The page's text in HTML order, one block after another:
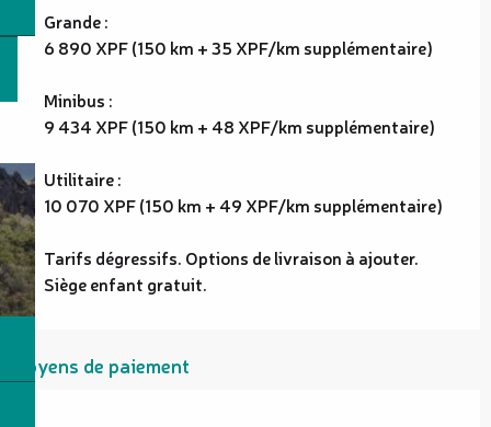
Grande :
6 890 XPF (150 km + 35 XPF/km supplémentaire)
Minibus :
9 434 XPF (150 km + 48 XPF/km supplémentaire)
Utilitaire :
10 070 XPF (150 km + 49 XPF/km supplémentaire)
Tarifs dégressifs. Options de livraison à ajouter.
Siège enfant gratuit.
Moyens de paiement